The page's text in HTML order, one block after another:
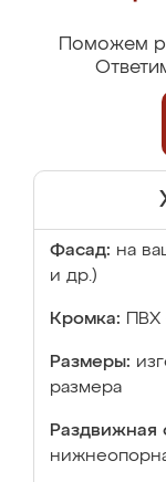
Поможем
Фасад: на
и др.)
Кромка:
Размеры:
размера
Раздвижная